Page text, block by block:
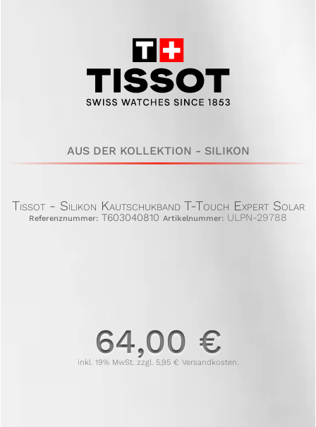
AUS DER KOLLEKTION - SILIKON
Tissot - Silikon Kautschukband T-Touch Expert Solar
Referenznummer: T603040810 Artikelnummer: ULPN-29788
64,00 €
inkl. 19% MwSt. zzgl. 5,95 € Versandkosten.